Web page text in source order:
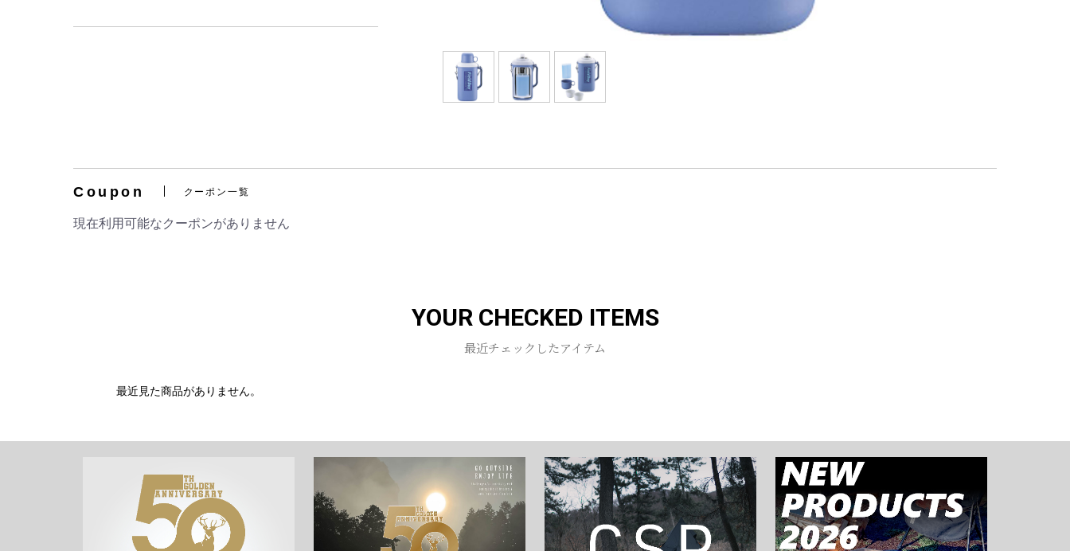
お買い物を続ける カートへ進む
Coupon クーポン一覧
現在利用可能なクーポンがありません
YOUR CHECKED ITEMS
最近チェックしたアイテム
最近見た商品がありません。